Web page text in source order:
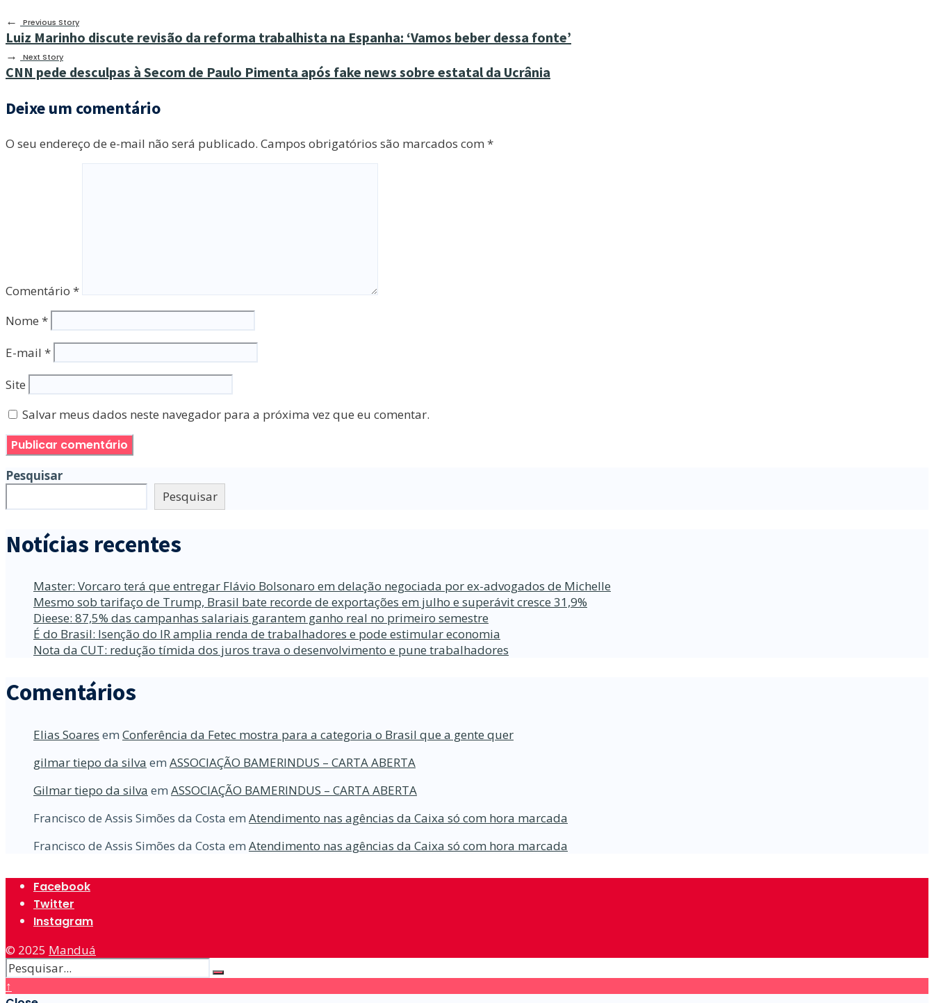
←
Previous Story
Luiz Marinho discute revisão da reforma trabalhista na Espanha: ‘Vamos beber dessa fonte’
→ Next Story
CNN pede desculpas à Secom de Paulo Pimenta após fake news sobre estatal da Ucrânia
Deixe um comentário
O seu endereço de e-mail não será publicado. Campos obrigatórios são marcados com *
Comentário *
Nome *
E-mail *
Site
Salvar meus dados neste navegador para a próxima vez que eu comentar.
Pesquisar
Pesquisar
Notícias recentes
Master: Vorcaro terá que entregar Flávio Bolsonaro em delação negociada por ex-advogados de Michelle
Mesmo sob tarifaço de Trump, Brasil bate recorde de exportações em julho e superávit cresce 31,9%
Dieese: 87,5% das campanhas salariais garantem ganho real no primeiro semestre
É do Brasil: Isenção do IR amplia renda de trabalhadores e pode estimular economia
Nota da CUT: redução tímida dos juros trava o desenvolvimento e pune trabalhadores
Comentários
Elias Soares em Conferência da Fetec mostra para a categoria o Brasil que a gente quer
gilmar tiepo da silva em ASSOCIAÇÃO BAMERINDUS – CARTA ABERTA
Gilmar tiepo da silva em ASSOCIAÇÃO BAMERINDUS – CARTA ABERTA
Francisco de Assis Simões da Costa em Atendimento nas agências da Caixa só com hora marcada
Francisco de Assis Simões da Costa em Atendimento nas agências da Caixa só com hora marcada
Facebook
Twitter
Instagram
© 2025 Manduá
↑